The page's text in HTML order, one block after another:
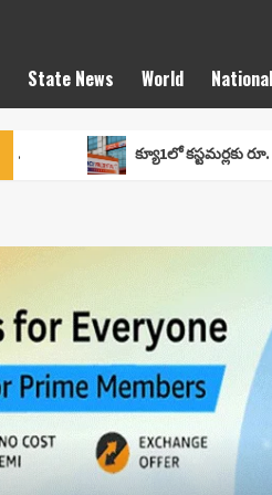
State News World National
క్యూ1లో కస్టమర్లకు రూ. 4,666 కోట్లు